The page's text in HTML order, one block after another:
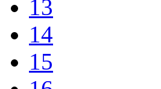
13
14
15